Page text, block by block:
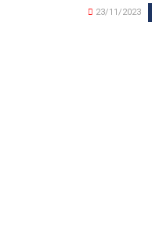
23/11/2023